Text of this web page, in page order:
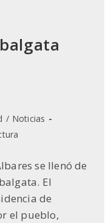
/ Noticias
se llenó de
El
de
el pueblo,